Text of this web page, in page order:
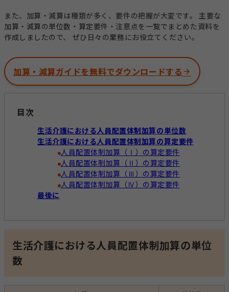
ホームページ作成
職員向け動画研修サー
ビス
テーマからコラムを探す
経営運営
加算減算 帳票
キーワードからコラムを探す キーワード一覧
記録
また、加算・減算は種類が多く、要件の把握が大変です。 主要な
加算・減算の単位数・算定要件・注意点を一覧でまとめた資料を
作成しましたので、 ぜひ日々の業務にお役立てください。
加算・減算ガイドを無料でダウンロードする
目次
生活介護における人員配置体制加算の単位数
生活介護における人員配置体制加算の算定要件
人員配置体制加算（Ⅰ）の算定要件
人員配置体制加算（Ⅱ）の算定要件
人員配置体制加算（Ⅲ）の算定要件
人員配置体制加算（Ⅳ）の算定要件
最後に
生活介護における人員配置体制加算の単位
数